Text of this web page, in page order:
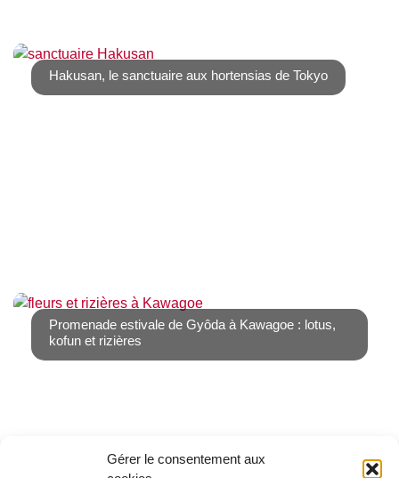
Gérer le consentement aux
offrait car de nombreux sites [...]
Hakusan, le sanctuaire aux hortensias de Tokyo
de la saison des hortensias. Et nous vous [...]
Promenade estivale de Gyôda à Kawagoe : lotus,
kofun et rizières